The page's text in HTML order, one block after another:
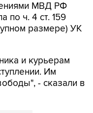
МВД РФ
по ч. 4 ст. 159
размере) УК
и курьерам
Им
- сказали в